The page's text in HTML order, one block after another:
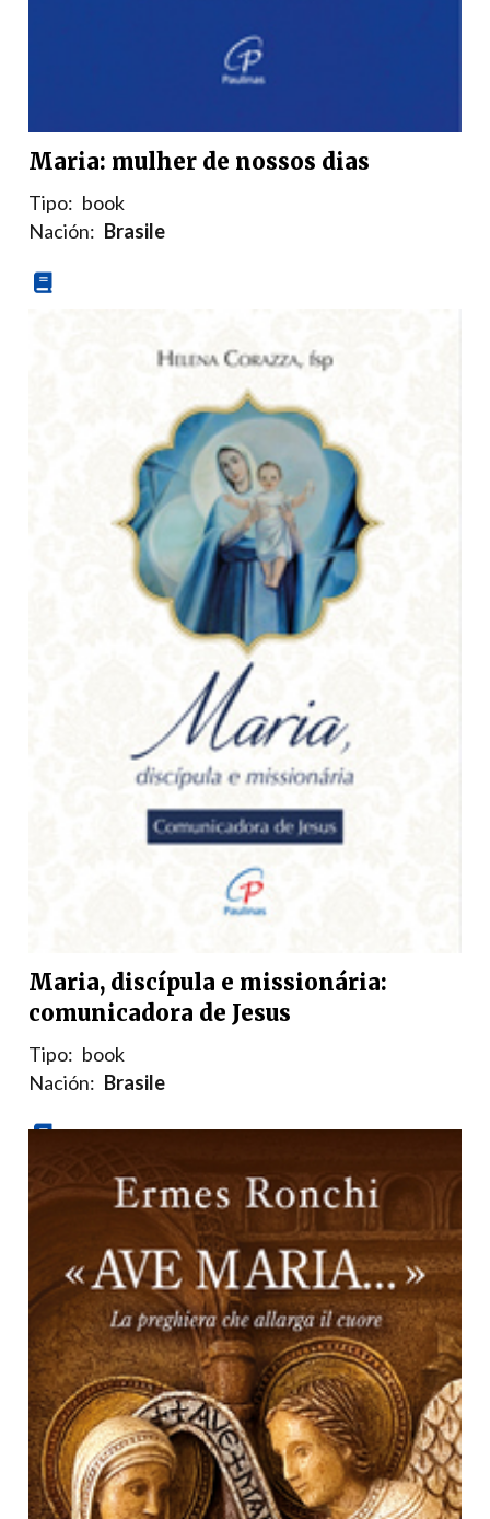
Maria: mulher de nossos dias
Tipo: book
Nación: Brasile
Maria, discípula e missionária:
comunicadora de Jesus
Tipo: book
Nación: Brasile